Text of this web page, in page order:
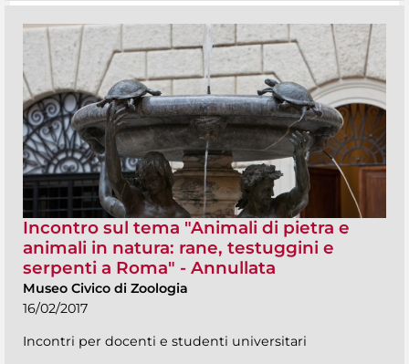
Incontro sul tema "Animali di pietra e
animali in natura: rane, testuggini e
serpenti a Roma" - Annullata
Museo Civico di Zoologia
16/02/2017
Incontri per docenti e studenti universitari